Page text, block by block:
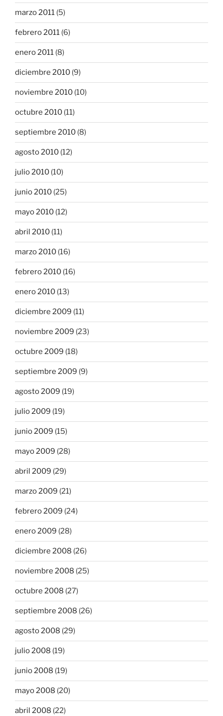
marzo 2011 (5)
febrero 2011 (6)
enero 2011 (8)
diciembre 2010 (9)
noviembre 2010 (10)
octubre 2010 (11)
septiembre 2010 (8)
agosto 2010 (12)
julio 2010 (10)
junio 2010 (25)
mayo 2010 (12)
abril 2010 (11)
marzo 2010 (16)
febrero 2010 (16)
enero 2010 (13)
diciembre 2009 (11)
noviembre 2009 (23)
octubre 2009 (18)
septiembre 2009 (9)
agosto 2009 (19)
julio 2009 (19)
junio 2009 (15)
mayo 2009 (28)
abril 2009 (29)
marzo 2009 (21)
febrero 2009 (24)
enero 2009 (28)
diciembre 2008 (26)
noviembre 2008 (25)
octubre 2008 (27)
septiembre 2008 (26)
agosto 2008 (29)
julio 2008 (19)
junio 2008 (19)
mayo 2008 (20)
abril 2008 (22)